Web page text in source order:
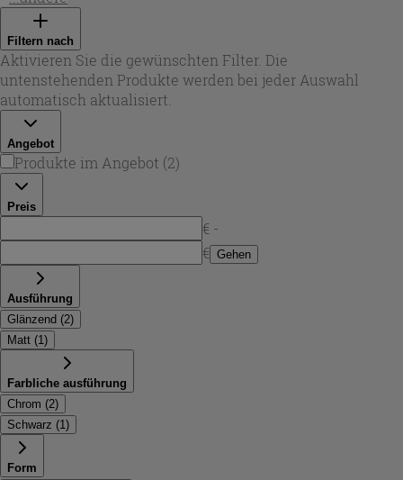
Auswahl finden Sie Lösungen für die Badewanne als
wandarmatur aufputz
zylindrischen oder markant eckigen Formen. Robustes
Messing als Basis und hochwertige Oberflächen – von
glänzendem Chrom bis Schwarz Matt – bieten die
passende Optik für klassische wie moderne Installationen
Zubehör.
Filtern nach
Aktivieren Sie die gewünschten Filter. Die
untenstehenden Produkte werden bei jeder Auswahl
automatisch aktualisiert.
Angebot
Produkte im Angebot (2)
Preis
€ -
€ Gehen
Ausführung
Glänzend (2)
Matt (1 )
Farbliche ausführung
Chrom (2)
Schwarz (1 )
Form